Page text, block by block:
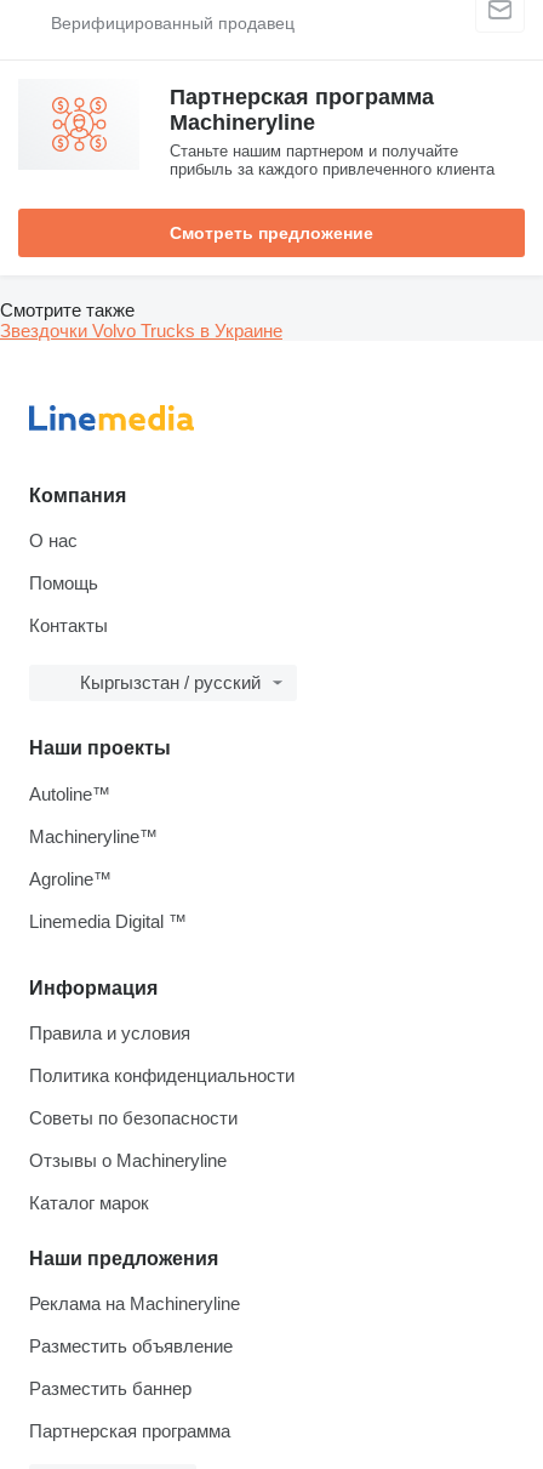
Партнерская программа
Machineryline
Станьте нашим партнером и получайте
прибыль за каждого привлеченного клиента
Смотреть предложение
Смотрите также
Звездочки Volvo Trucks в Украине
Компания
О нас
Помощь
Контакты
Кыргызстан / русский
Информация
Правила и условия
Политика конфиденциальности
Советы по безопасности
Отзывы о Machineryline
Каталог марок
Наши предложения
Реклама на Machineryline
Разместить объявление
Разместить баннер
Партнерская программа
Наши проекты
Autoline™
Machineryline™
Agroline™
Linemedia Digital ™